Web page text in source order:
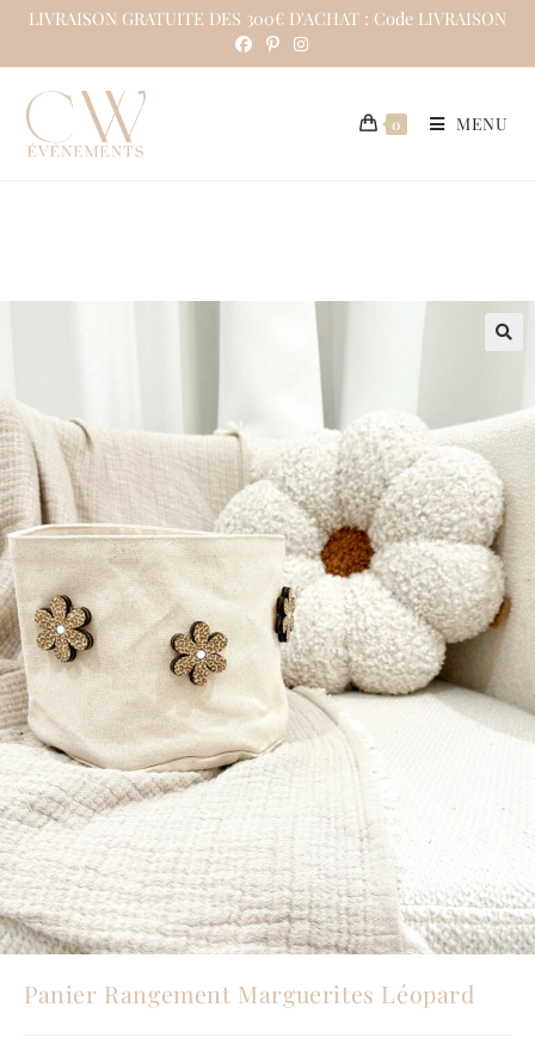
LIVRAISON GRATUITE DES 300€ D'ACHAT : Code LIVRAISON
0 MENU
Panier Rangement Marguerites Léopard